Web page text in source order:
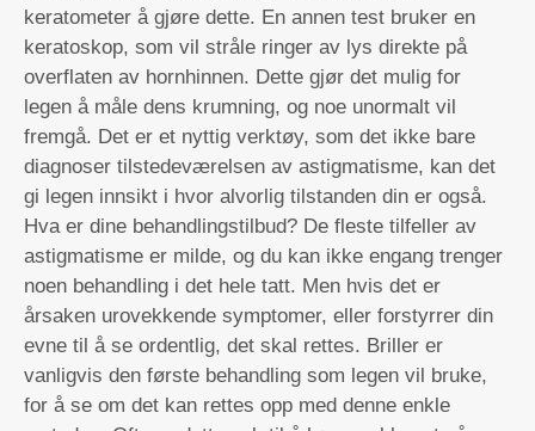
keratometer å gjøre dette. En annen test bruker en
keratoskop, som vil stråle ringer av lys direkte på
overflaten av hornhinnen. Dette gjør det mulig for
legen å måle dens krumning, og noe unormalt vil
fremgå. Det er et nyttig verktøy, som det ikke bare
diagnoser tilstedeværelsen av astigmatisme, kan det
gi legen innsikt i hvor alvorlig tilstanden din er også.
Hva er dine behandlingstilbud? De fleste tilfeller av
astigmatisme er milde, og du kan ikke engang trenger
noen behandling i det hele tatt. Men hvis det er
årsaken urovekkende symptomer, eller forstyrrer din
evne til å se ordentlig, det skal rettes. Briller er
vanligvis den første behandling som legen vil bruke,
for å se om det kan rettes opp med denne enkle